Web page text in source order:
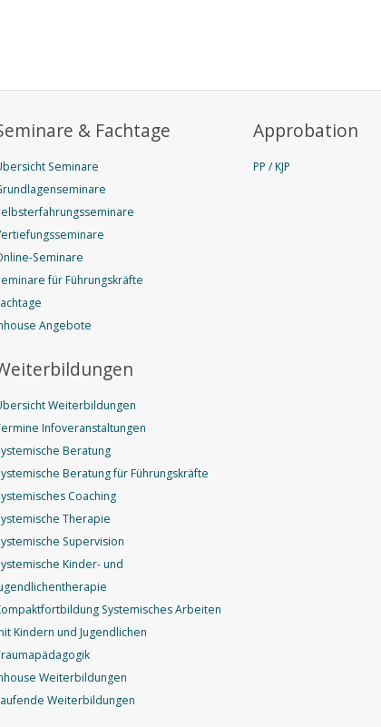
& Fachtage
Seminare
Seminare
für Führungskräfte
Angebote
Weiterbildungen
Infoveranstaltungen
Beratung
Beratung für Führungskräfte
Coaching
Therapie
Supervision
Kinder- und
Systemisches Arbeiten
Kindern und Jugendlichen
Weiterbildungen
Weiterbildungen
Approbation
PP / KJP